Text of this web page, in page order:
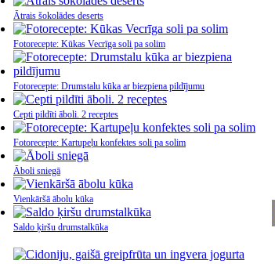
Ātrais šokolādes deserts
Fotorecepte: Kūkas Vecrīga soli pa solim
Fotorecepte: Drumstalu kūka ar biezpiena pildījumu
Cepti pildīti āboli. 2 receptes
Fotorecepte: Kartupeļu konfektes soli pa solim
Āboli sniegā
Vienkāršā ābolu kūka
Saldo ķiršu drumstalkūka